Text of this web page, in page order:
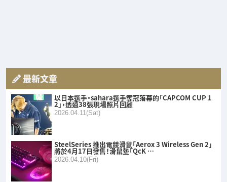
最新文章
以日本選手・sahara選手奪冠落幕的「CAPCOM CUP 1
2」，透過38張現場照片回顧
2026.04.11(Sat)
SteelSeries 推出電競滑鼠「Aerox 3 Wireless Gen 2」
將於4月17日發售！滑鼠墊「QcK …
2026.04.10(Fri)